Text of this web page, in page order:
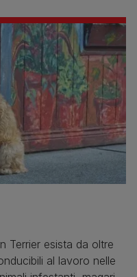
Terrier esista da oltre
al lavoro nelle